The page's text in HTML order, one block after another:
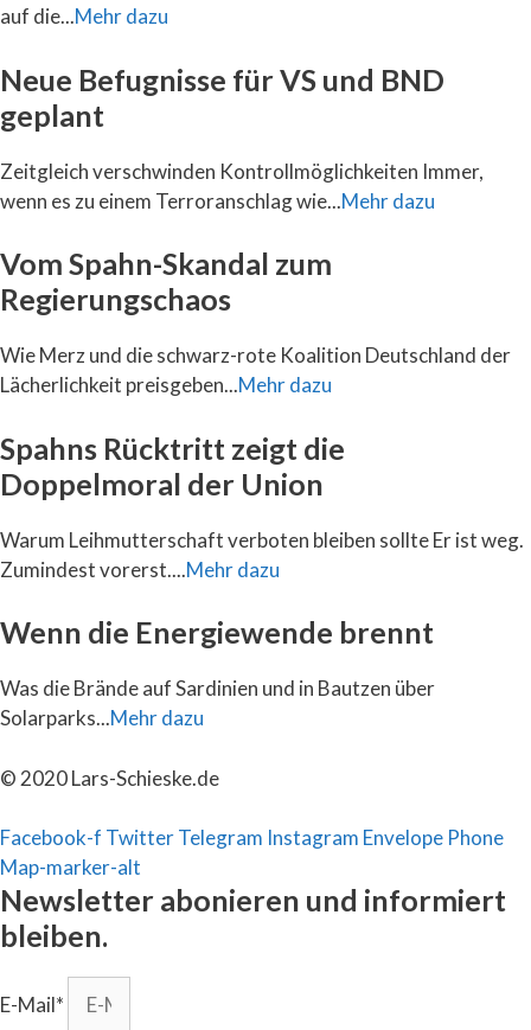
auf die...Mehr dazu
Neue Befugnisse für VS und BND
geplant
Zeitgleich verschwinden Kontrollmöglichkeiten Immer,
wenn es zu einem Terroranschlag wie...Mehr dazu
Vom Spahn-Skandal zum
Regierungschaos
Wie Merz und die schwarz-rote Koalition Deutschland der
Lächerlichkeit preisgeben...Mehr dazu
Spahns Rücktritt zeigt die
Doppelmoral der Union
Warum Leihmutterschaft verboten bleiben sollte Er ist weg.
Zumindest vorerst....Mehr dazu
Wenn die Energiewende brennt
Was die Brände auf Sardinien und in Bautzen über
Solarparks...Mehr dazu
© 2020 Lars-Schieske.de
Facebook-f TwitterTelegram Instagram Envelope Phone
Map-marker-alt
Newsletter abonieren und informiert
bleiben.
E-Mail*